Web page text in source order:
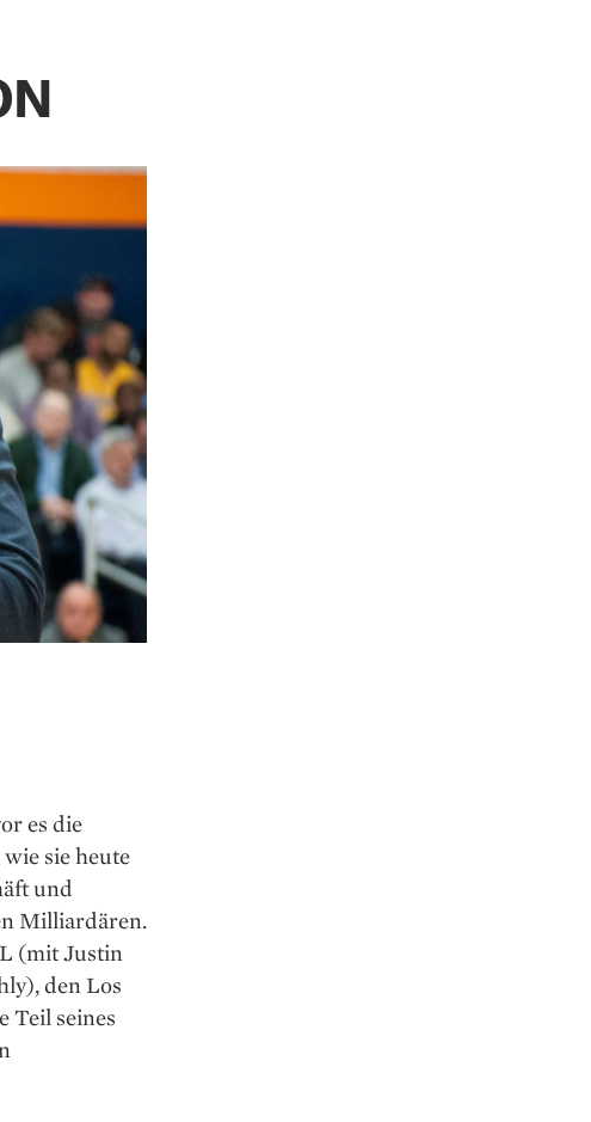
es die
sie heute
und
Milliardären.
(mit Justin
den Los
Teil seines